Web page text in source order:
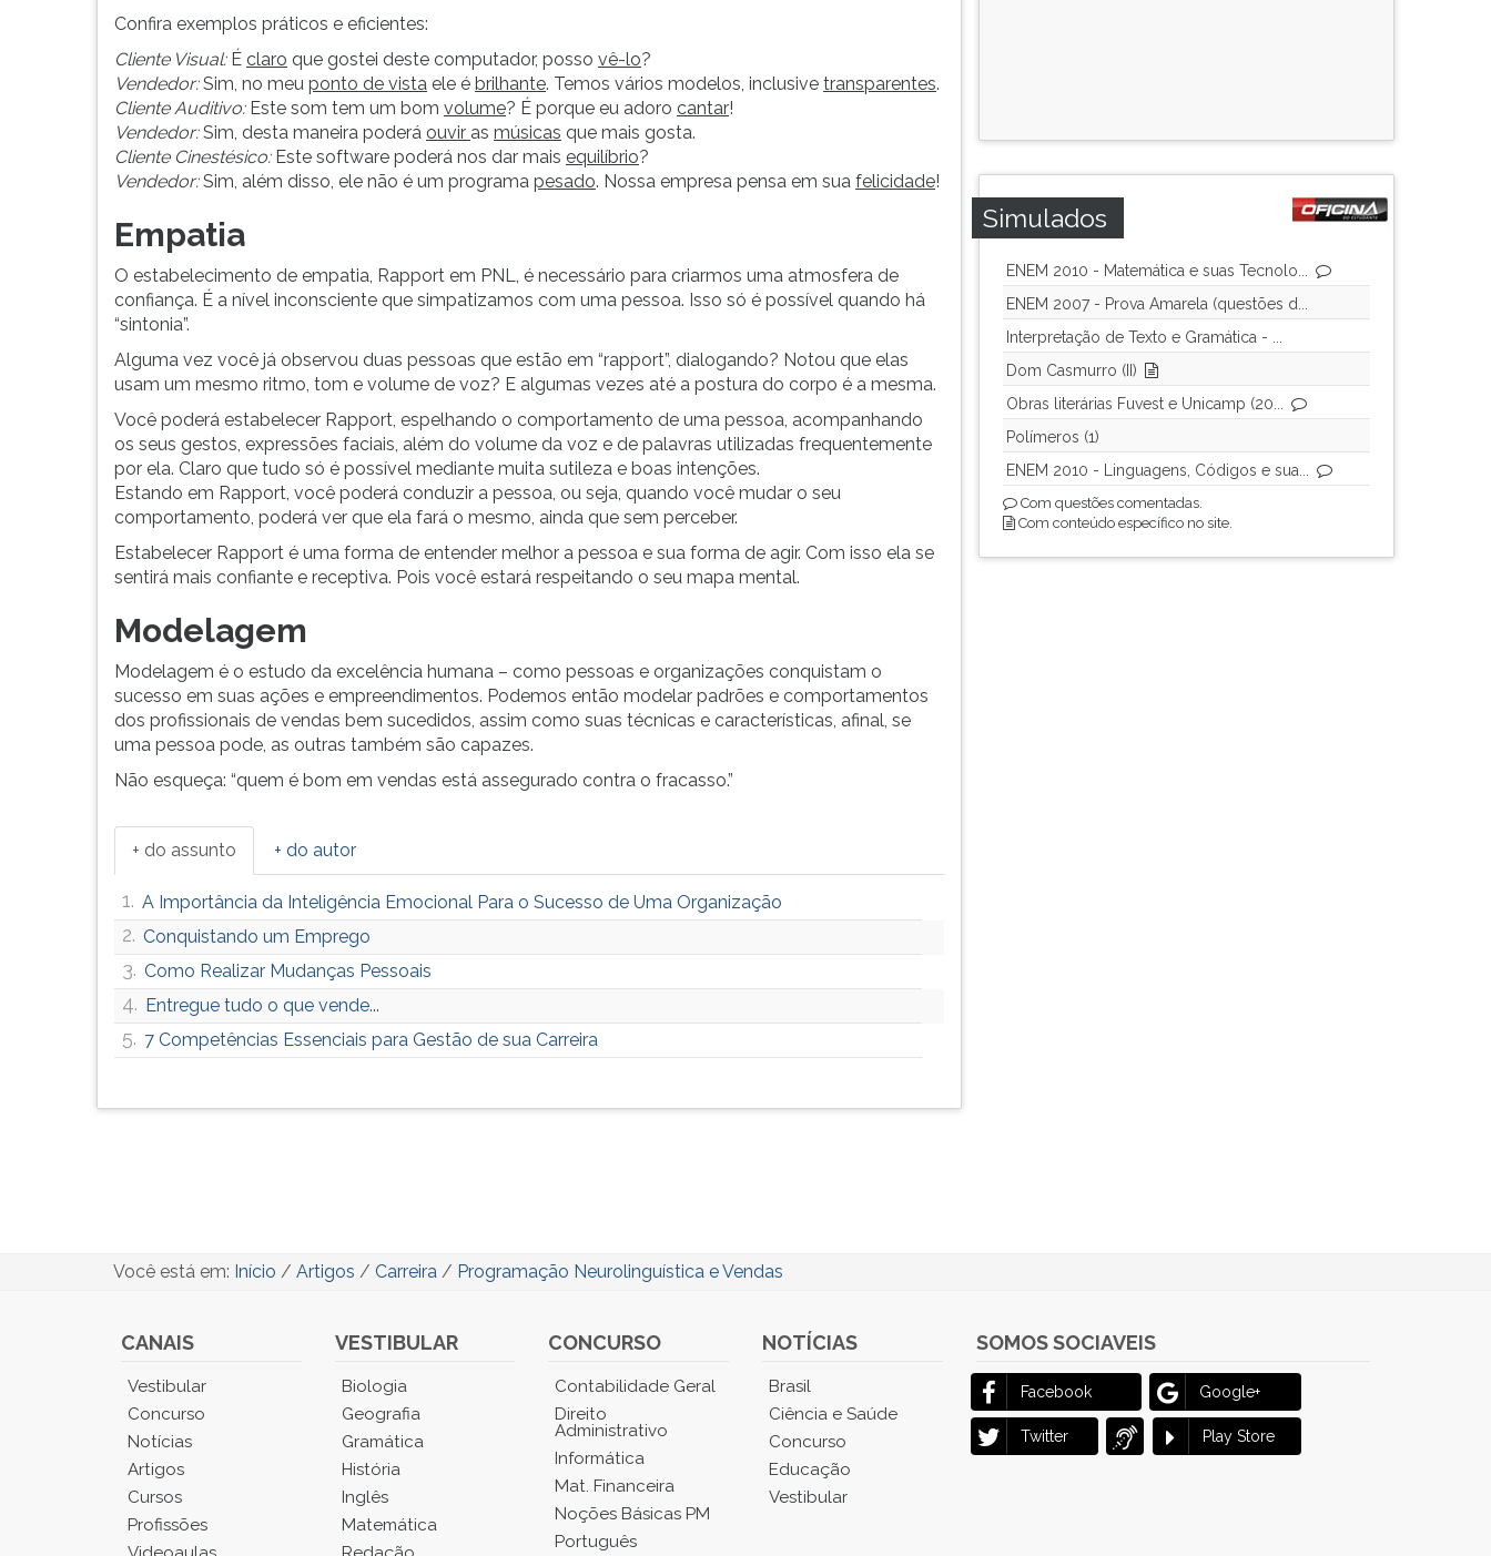
Confira exemplos práticos e eficientes:
Cliente Visual:É claro que gostei deste computador, posso vê-lo?
Vendedor:Sim, no meu ponto de vista ele é brilhante. Temos vários modelos, inclusive transparentes.
Cliente Auditivo:Este som tem um bom volume? É porque eu adoro cantar!
Vendedor:Sim, desta maneira poderá ouvir as músicas que mais gosta.
Cliente Cinestésico:Este software poderá nos dar mais equilíbrio?
Vendedor:Sim, além disso, ele não é um programa pesado. Nossa empresa pensa em sua felicidade!
Empatia
O estabelecimento de empatia, Rapport em PNL, é necessário para criarmos uma atmosfera de
confiança. É a nível inconsciente que simpatizamos com uma pessoa. Isso só é possível quando há
“sintonia”.
Alguma vez você já observou duas pessoas que estão em “rapport”, dialogando? Notou que elas
usam um mesmo ritmo, tom e volume de voz? E algumas vezes até a postura do corpo é a mesma.
Você poderá estabelecer Rapport, espelhando o comportamento de uma pessoa, acompanhando
os seus gestos, expressões faciais, além do volume da voz e de palavras utilizadas frequentemente
por ela. Claro que tudo só é possível mediante muita sutileza e boas intenções.
Estando em Rapport, você poderá conduzir a pessoa, ou seja, quando você mudar o seu
comportamento, poderá ver que ela fará o mesmo, ainda que sem perceber.
Estabelecer Rapport é uma forma de entender melhor a pessoa e sua forma de agir. Com isso ela se
sentirá mais confiante e receptiva. Pois você estará respeitando o seu mapa mental.
Modelagem
Modelagem é o estudo da excelência humana – como pessoas e organizações conquistam o
sucesso em suas ações e empreendimentos. Podemos então modelar padrões e comportamentos
dos profissionais de vendas bem sucedidos, assim como suas técnicas e características, afinal, se
uma pessoa pode, as outras também são capazes.
Não esqueça: “quem é bom em vendas está assegurado contra o fracasso.”
+ do assunto + do autor
1. A Importância da Inteligência Emocional Para o Sucesso de Uma Organização
2. Conquistando um Emprego
3. Como Realizar Mudanças Pessoais
4. Entregue tudo o que vende...
5. 7 Competências Essenciais para Gestão de sua Carreira
Simulados
ENEM 2010 - Matemática e suas Tecnolo...
ENEM 2007 - Prova Amarela (questões d...
Interpretação de Texto e Gramática - ...
Dom Casmurro (II)
Obras literárias Fuvest e Unicamp (20...
Polímeros (1)
ENEM 2010 - Linguagens, Códigos e sua...
Com questões comentadas.
Com conteúdo específico no site.
Você está em: Início / Artigos / Carreira / Programação Neurolinguística e Vendas
CANAIS
Você
está
Menu
Principal.
Pressione
TAB
e
Vestibular
Concurso
Notícias
Artigos
Cursos
Profissões
VESTIBULAR
Biologia
Geografia
Gramática
História
Inglês
Matemática
CONCURSO
Contabilidade Geral
Direito
Administrativo
Informática
Mat. Financeira
Noções Básicas PM
Português
NOTÍCIAS
Brasil
Ciência e Saúde
Concurso
Educação
Vestibular
SOMOS SOCIAVEIS
Facebook Google+
Twitter Play Store